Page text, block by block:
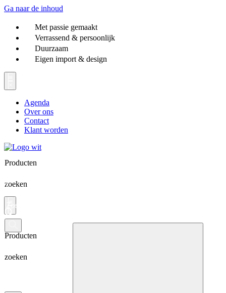
Ga naar de inhoud
Met passie gemaakt
Verrassend & persoonlijk
Duurzaam
Eigen import & design
Agenda
Over ons
Contact
Klant worden
Producten
zoeken
Producten
zoeken